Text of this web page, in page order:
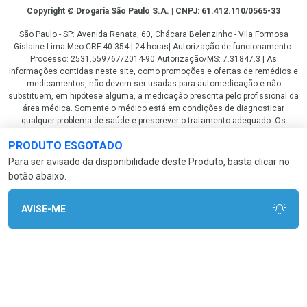
PRODUTO ESGOTADO
Para ser avisado da disponibilidade deste Produto, basta clicar no
botão abaixo.
AVISE-ME
CopyrightCopyright © Drogaria São Paulo S.A. | CNPJ: 61.412.110/0565-33
São Paulo - SP: Avenida Renata, 60, Chácara Belenzinho - Vila Formosa
Gislaine Lima Meo CRF 40.354 | 24 horas| Autorização de funcionamento:
Processo: 2531.559767/2014-90 Autorização/MS: 7.31847.3 | As
informações contidas neste site, como promoções e ofertas de remédios e
medicamentos, não devem ser usadas para automedicação e não
substituem, em hipótese alguma, a medicação prescrita pelo profissional da
área médica. Somente o médico está em condições de diagnosticar
qualquer problema de saúde e prescrever o tratamento adequado. Os
fotos contidas em nosso site são meramente ilustrativas. *Preços e
disponibilidade sujeitos a alterações no decorrer do dia. Antibióticos e
antimicrobianos vendas apenas em lojas físicas ou televendas. Portaria nº
344 - 01/02/1999 - Ministério da Saúde. Horário de funcionamento Central
LGPD Aceite os Cookies